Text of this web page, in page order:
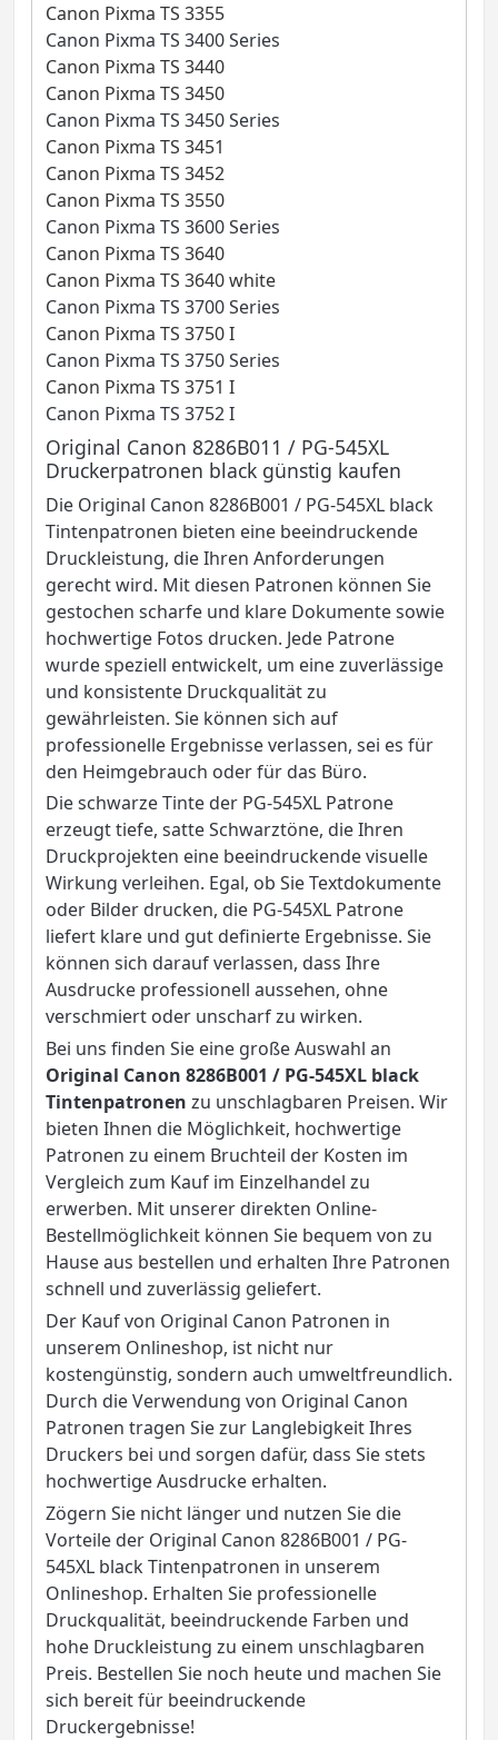
Canon Pixma TS 3355
Canon Pixma TS 3400 Series
Canon Pixma TS 3440
Canon Pixma TS 3450
Canon Pixma TS 3450 Series
Canon Pixma TS 3451
Canon Pixma TS 3452
Canon Pixma TS 3550
Canon Pixma TS 3600 Series
Canon Pixma TS 3640
Canon Pixma TS 3640 white
Canon Pixma TS 3700 Series
Canon Pixma TS 3750 I
Canon Pixma TS 3750 Series
Canon Pixma TS 3751 I
Canon Pixma TS 3752 I
Original Canon 8286B011 / PG-545XL
Druckerpatronen black günstig kaufen
Die Original Canon 8286B001 / PG-545XL black
Tintenpatronen bieten eine beeindruckende
Druckleistung, die Ihren Anforderungen
gerecht wird. Mit diesen Patronen können Sie
gestochen scharfe und klare Dokumente sowie
hochwertige Fotos drucken. Jede Patrone
wurde speziell entwickelt, um eine zuverlässige
und konsistente Druckqualität zu
gewährleisten. Sie können sich auf
professionelle Ergebnisse verlassen, sei es für
den Heimgebrauch oder für das Büro.
Die schwarze Tinte der PG-545XL Patrone
erzeugt tiefe, satte Schwarztöne, die Ihren
Druckprojekten eine beeindruckende visuelle
Wirkung verleihen. Egal, ob Sie Textdokumente
oder Bilder drucken, die PG-545XL Patrone
liefert klare und gut definierte Ergebnisse. Sie
können sich darauf verlassen, dass Ihre
Ausdrucke professionell aussehen, ohne
verschmiert oder unscharf zu wirken.
Bei uns finden Sie eine große Auswahl an
Original Canon 8286B001 / PG-545XL black
Tintenpatronen zu unschlagbaren Preisen. Wir
bieten Ihnen die Möglichkeit, hochwertige
Patronen zu einem Bruchteil der Kosten im
Vergleich zum Kauf im Einzelhandel zu
erwerben. Mit unserer direkten Online-
Bestellmöglichkeit können Sie bequem von zu
Hause aus bestellen und erhalten Ihre Patronen
schnell und zuverlässig geliefert.
Der Kauf von Original Canon Patronen in
unserem Onlineshop, ist nicht nur
kostengünstig, sondern auch umweltfreundlich.
Durch die Verwendung von Original Canon
Patronen tragen Sie zur Langlebigkeit Ihres
Druckers bei und sorgen dafür, dass Sie stets
hochwertige Ausdrucke erhalten.
Zögern Sie nicht länger und nutzen Sie die
Vorteile der Original Canon 8286B001 / PG-
545XL black Tintenpatronen in unserem
Onlineshop. Erhalten Sie professionelle
Druckqualität, beeindruckende Farben und
hohe Druckleistung zu einem unschlagbaren
Preis. Bestellen Sie noch heute und machen Sie
sich bereit für beeindruckende
Druckergebnisse!